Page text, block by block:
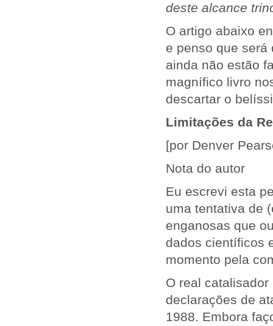
deste alcance
O artigo abaixo
e penso que será
ainda não estão
magnífico livro
descartar o
Limitações da
[por Denver
Nota do autor
Eu escrevi esta
uma tentativa de
enganosas que
dados científicos
momento pela
O real
declarações de
1988. Embora